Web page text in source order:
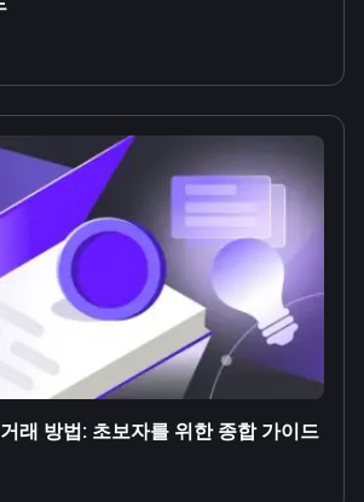
래 방법: 초보자를 위한 종합 가이드